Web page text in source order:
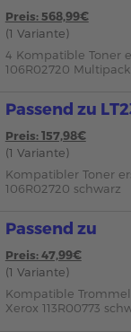
Preis: 568,99€
(1 Variante)
4 Kompatible Toner
106R02720
Passend zu
Preis: 157,98€
(1 Variante)
Kompatibler Toner
106R02720 schwarz
Passend zu
Preis: 47,99€
(1 Variante)
Kompatible
Xerox 113R00773